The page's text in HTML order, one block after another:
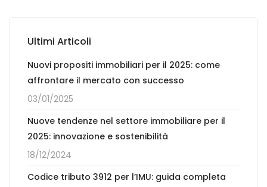
Ultimi Articoli
Nuovi propositi immobiliari per il 2025: come
affrontare il mercato con successo
03/01/2025
Nuove tendenze nel settore immobiliare per il
2025: innovazione e sostenibilità
18/12/2024
Codice tributo 3912 per l’IMU: guida completa